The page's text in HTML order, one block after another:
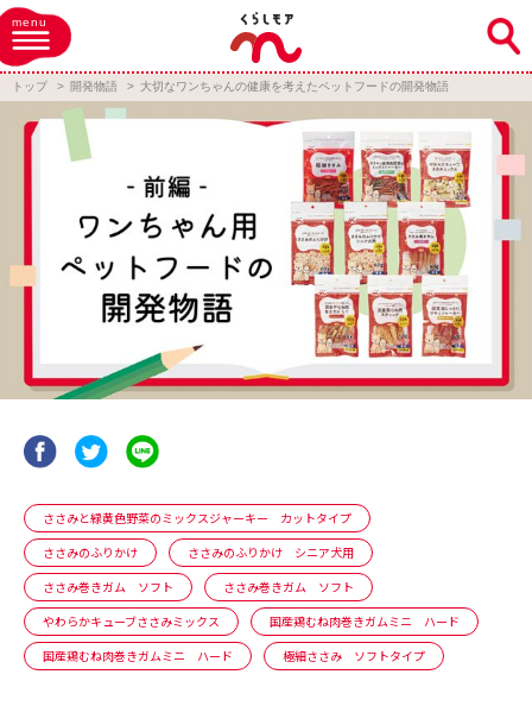
menu
トップ 開発物語 大切なワンちゃんの健康を考えたペットフードの開発物語
ささみと緑黄色野菜のミックスジャーキー カットタイプ
ささみのふりかけ
ささみのふりかけ シニア犬用
ささみ巻きガム ソフト
ささみ巻きガム ソフト
やわらかキューブささみミックス
国産鶏むね肉巻きガムミニ ハード
国産鶏むね肉巻きガムミニ ハード
極細ささみ ソフトタイプ